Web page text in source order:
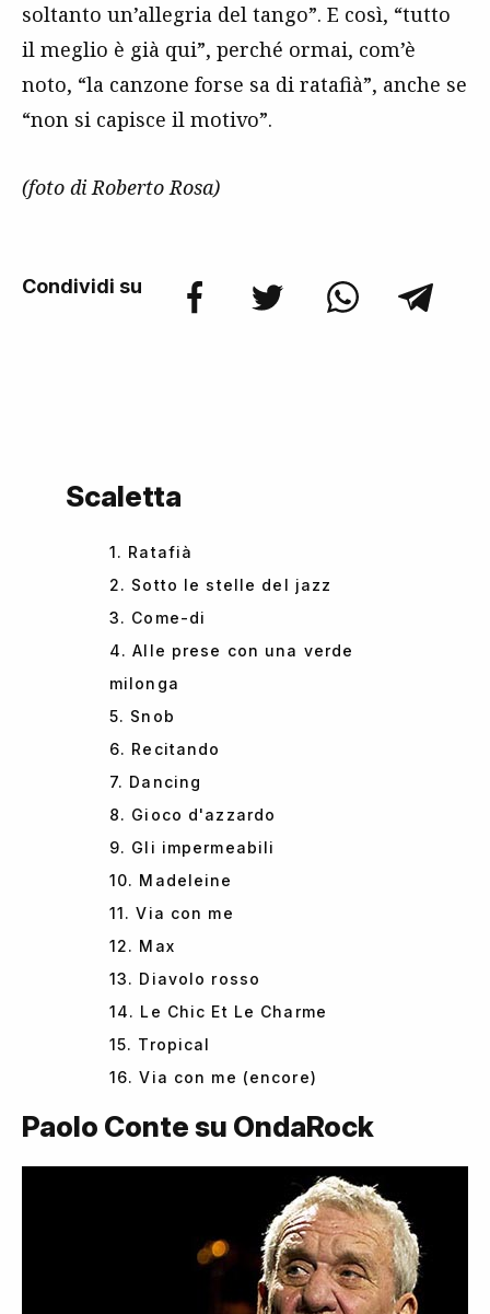
soltanto un’allegria del tango”. E così, “tutto
il meglio è già qui”, perché ormai, com’è
noto, “la canzone forse sa di ratafià”, anche se
“non si capisce il motivo”.
(foto di Roberto Rosa)
Condividi su
Scaletta
1. Ratafià
2. Sotto le stelle del jazz
3. Come-di
4. Alle prese con una verde
milonga
5. Snob
6. Recitando
7. Dancing
8. Gioco d'azzardo
9. Gli impermeabili
10. Madeleine
11. Via con me
12. Max
13. Diavolo rosso
14. Le Chic Et Le Charme
15. Tropical
16. Via con me (encore)
Paolo Conte su OndaRock